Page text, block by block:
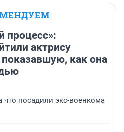
процесс»:
актрису
как она
что посадили экс-военкома